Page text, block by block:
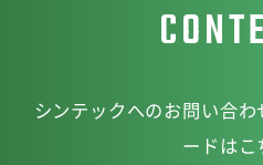
シンテックへのお問い合
ードはこ